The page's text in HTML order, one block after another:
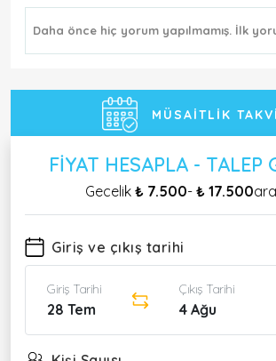
Daha önce hiç yorum yapılmamış. İlk
MÜSAITLIK
FIYAT HESAPLA - TALEP
Gecelik ₺ 7.500- ₺ 17.500
Giriş ve çıkış tarihi
Giriş Tarihi
28 Tem
Çıkış Tarihi
4 Ağu